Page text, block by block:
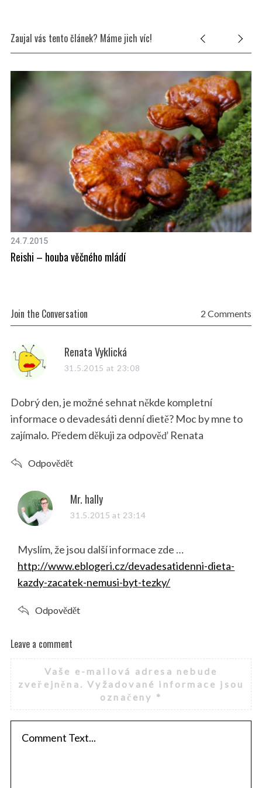
Zaujal vás tento článek? Máme jich víc!
24.7.2015
Reishi – houba věčného mládí
Join the Conversation 2 Comments
s
a
s
:
Renata Vyklická
31.5.2015 at 23:08
Dobrý den, je možné sehnat někde kompletní
informace o devadesáti denní dietě? Moc by mne to
zajímalo. Předem děkuji za odpověď Renata
Odpovědět
s
a
s
:
Mr. hally
31.5.2015 at 23:14
Myslím, že jsou další informace zde …
http://www.eblogeri.cz/devadesatidenni-dieta-
kazdy-zacatek-nemusi-byt-tezky/
Odpovědět
L
e
a
v
e
Leave a comment
Vaše e-mailová adresa nebude
zveřejněna. Vyžadované informace jsou
označeny *
e
r
h
f
r
: